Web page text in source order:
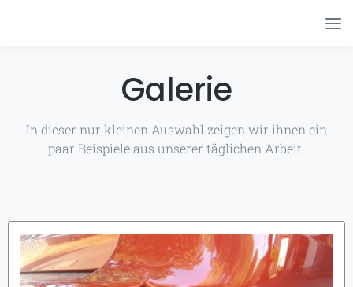
Galerie
In dieser nur kleinen Auswahl zeigen wir ihnen ein
paar Beispiele aus unserer täglichen Arbeit.